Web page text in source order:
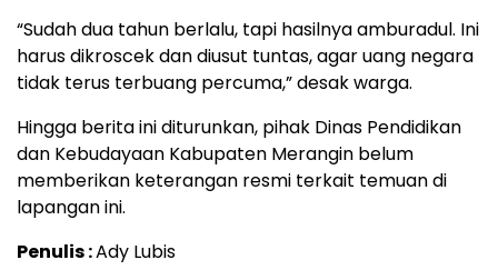
“Sudah dua tahun berlalu, tapi hasilnya amburadul. Ini
harus dikroscek dan diusut tuntas, agar uang negara
tidak terus terbuang percuma,” desak warga.
Hingga berita ini diturunkan, pihak Dinas Pendidikan
dan Kebudayaan Kabupaten Merangin belum
memberikan keterangan resmi terkait temuan di
lapangan ini.
Penulis :Ady Lubis